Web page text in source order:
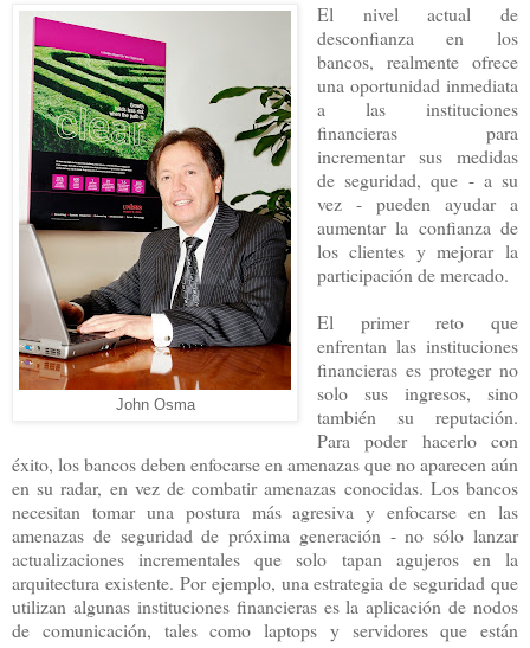
John Osma
El nivel actual de
desconfianza en los
bancos, realmente ofrece
una oportunidad inmediata
a las instituciones
financieras para
incrementar sus medidas
de seguridad, que - a su
vez - pueden ayudar a
aumentar la confianza de
los clientes y mejorar la
participación de mercado.
El primer reto que
enfrentan las instituciones
financieras es proteger no
solo sus ingresos, sino
también su reputación.
Para poder hacerlo con
éxito, los bancos deben enfocarse en amenazas que no aparecen aún
en su radar, en vez de combatir amenazas conocidas. Los bancos
necesitan tomar una postura más agresiva y enfocarse en las
amenazas de seguridad de próxima generación - no sólo lanzar
actualizaciones incrementales que solo tapan agujeros en la
arquitectura existente. Por ejemplo, una estrategia de seguridad que
utilizan algunas instituciones financieras es la aplicación de nodos
de comunicación, tales como laptops y servidores que están